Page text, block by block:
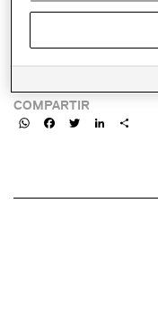
FECHA:
COMPARTIR
WhatsAppFacebookTwitterLinkedIn